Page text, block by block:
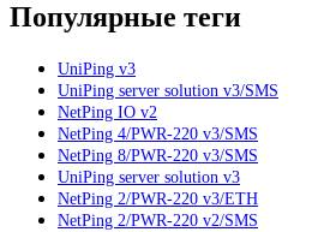
Популярные теги
UniPing v3
UniPing server solution v3/SMS
NetPing IO v2
NetPing 4/PWR-220 v3/SMS
NetPing 8/PWR-220 v3/SMS
UniPing server solution v3
NetPing 2/PWR-220 v3/ETH
NetPing 2/PWR-220 v2/SMS